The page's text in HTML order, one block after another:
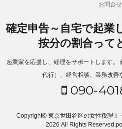
お問合せ
確定申告～自宅で起業
按分の割合って
起業家を応援し、経理をサポートします。
代行）、経営相談、業務改善
090-
Copyright© 東京世田谷区の女性税理士
2026 All Rights Reserved.